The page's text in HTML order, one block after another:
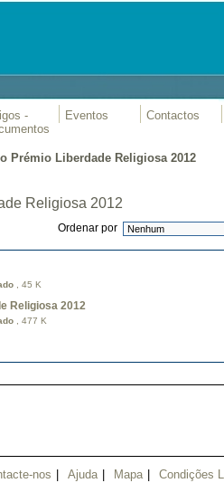
-
Eventos Contactos
Prémio Liberdade Religiosa 2012
Religiosa 2012
Ordenar por
, 45 K
Religiosa 2012
, 477 K
nos Ajuda Mapa Condições